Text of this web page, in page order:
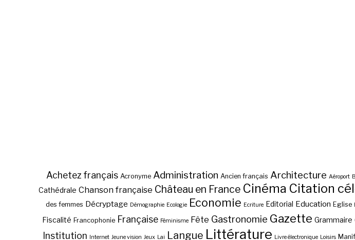
Achetez français Acronyme Administration Ancien français Architecture Aéroport
Cathédrale Chanson française Château en France Cinéma Citation
des femmes Décryptage Démographie Ecologie Economie Ecriture Editorial Education Eglise
Fiscalité Francophonie Française Féminisme Fête Gastronomie Gazette Grammaire
Institution Internet Jeune vision Jeux Lai Langue Littérature Livre électronique Loisirs